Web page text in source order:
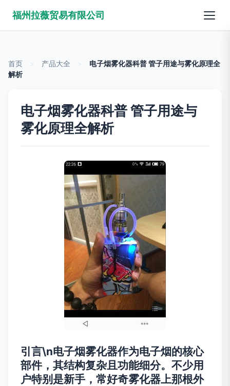
福州拉薇贸易有限公司
首页 产品大全
电子烟雾化器科普 管子用途与雾化原理全
解析
电子烟雾化器科普 管子用途与
雾化原理全解析
引言\n电子烟雾化器作为电子烟的核心
部件，其结构复杂且功能细分。不少用
户特别是新手，常好奇雾化器上那根外